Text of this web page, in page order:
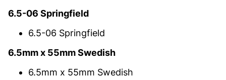
6.5-06 Springfield
6.5-06 Springfield
6.5mm x 55mm Swedish
6.5mm x 55mm Swedish